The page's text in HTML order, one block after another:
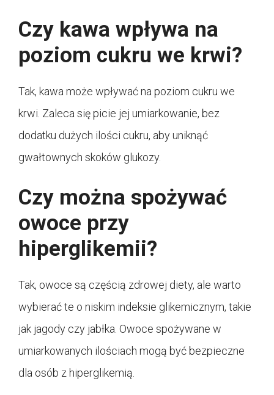
Czy kawa wpływa na
poziom cukru we krwi?
Tak, kawa może wpływać na poziom cukru we
krwi. Zaleca się picie jej umiarkowanie, bez
dodatku dużych ilości cukru, aby uniknąć
gwałtownych skoków glukozy.
Czy można spożywać
owoce przy
hiperglikemii?
Tak, owoce są częścią zdrowej diety, ale warto
wybierać te o niskim indeksie glikemicznym, takie
jak jagody czy jabłka. Owoce spożywane w
umiarkowanych ilościach mogą być bezpieczne
dla osób z hiperglikemią.